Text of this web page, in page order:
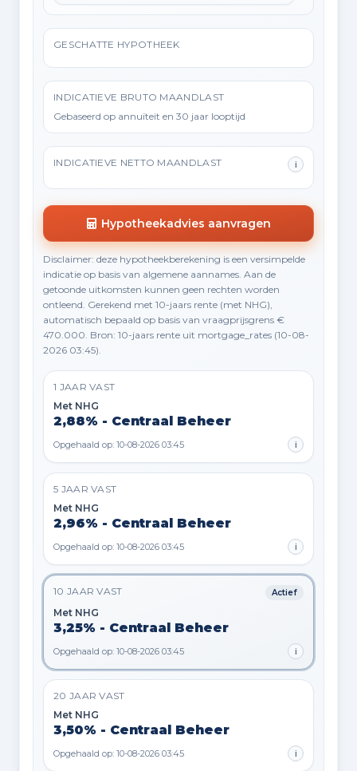
GESCHATTE HYPOTHEEK
INDICATIEVE BRUTO MAANDLAST
Gebaseerd op annuïteit en 30 jaar looptijd
INDICATIEVE NETTO MAANDLAST i
Hypotheekadvies aanvragen
Disclaimer: deze hypotheekberekening is een versimpelde
indicatie op basis van algemene aannames. Aan de
getoonde uitkomsten kunnen geen rechten worden
ontleend. Gerekend met 10-jaars rente (met NHG),
automatisch bepaald op basis van vraagprijsgrens €
470.000. Bron: 10-jaars rente uit mortgage_rates (10-08-
2026 03:45).
1 JAAR VAST
Met NHG
2,88% - Centraal Beheer
Opgehaald op: 10-08-2026 03:45 i
5 JAAR VAST
Met NHG
2,96% - Centraal Beheer
Opgehaald op: 10-08-2026 03:45 i
10 JAAR VAST Actief
Met NHG
3,25% - Centraal Beheer
Opgehaald op: 10-08-2026 03:45 i
20 JAAR VAST
Met NHG
3,50% - Centraal Beheer
Opgehaald op: 10-08-2026 03:45 i